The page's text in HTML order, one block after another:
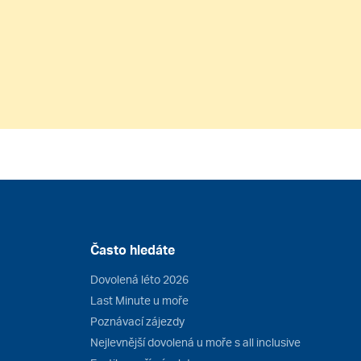
Často hledáte
Dovolená léto 2026
Last Minute u moře
Poznávací zájezdy
Nejlevnější dovolená u moře s all inclusive